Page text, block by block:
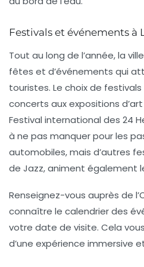
Festivals et événements à
Tout au long de l’année, la
fêtes et d’événements qui
touristes. Le choix de
concerts aux expositions
Festival international des 24
à ne pas manquer pour les
automobiles, mais d’autres
de Jazz, animent également
Renseignez-vous auprès de l’
connaître le calendrier des
votre date de visite. Cela
d’une expérience immersive